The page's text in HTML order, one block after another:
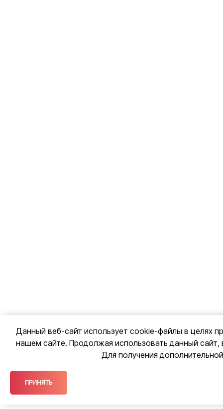
Данный веб-сайт использует cookie-файлы в целях
нашем сайте. Продолжая использовать данный
Для получения
ПРИНЯТЬ